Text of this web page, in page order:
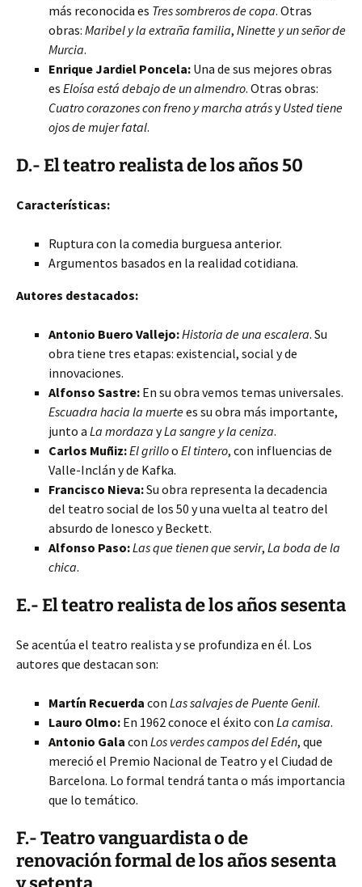
más reconocida es Tres sombreros de copa. Otras
obras: Maribel y la extraña familia, Ninette y un señor de
Murcia.
Enrique Jardiel Poncela: Una de sus mejores obras
es Eloísa está debajo de un almendro. Otras obras:
Cuatro corazones con freno y marcha atrásyUsted tiene
ojos de mujer fatal.
D.- El teatro realista de los años 50
Características:
Ruptura con la comedia burguesa anterior.
Argumentos basados en la realidad cotidiana.
Autores destacados:
Antonio Buero Vallejo:Historia de una escalera. Su
obra tiene tres etapas: existencial, social y de
innovaciones.
Alfonso Sastre: En su obra vemos temas universales.
Escuadra hacia la muertees su obra más importante,
junto a La mordaza yLa sangre y la ceniza.
Carlos Muñiz:El grilloo El tintero, con influencias de
Valle-Inclán y de Kafka.
Francisco Nieva:Su obra representa la decadencia
del teatro social de los 50 y una vuelta al teatro del
absurdo de Ionesco y Beckett.
Alfonso Paso:Las que tienen que servir, La boda de la
chica.
E.- El teatro realista de los años sesenta
Se acentúa el teatro realista y se profundiza en él. Los
autores que destacan son:
Martín Recuerda con Las salvajes de Puente Genil.
Lauro Olmo: En 1962 conoce el éxito con La camisa.
Antonio Gala con Los verdes campos del Edén, que
mereció el Premio Nacional de Teatro y el Ciudad de
Barcelona. Lo formal tendrá tanta o más importancia
que lo temático.
F.- Teatro vanguardista o de
renovación formal de los años sesenta